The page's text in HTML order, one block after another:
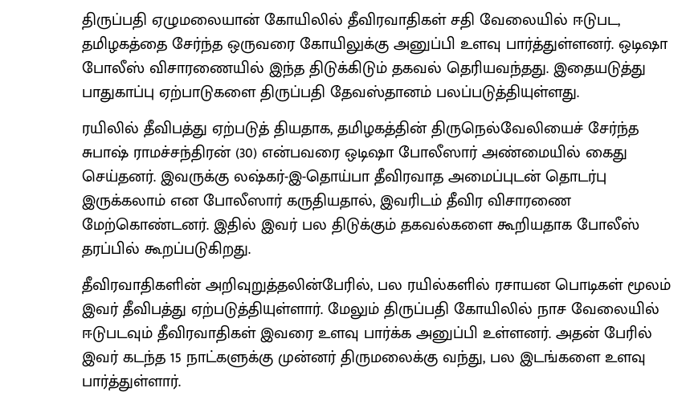
திருப்பதி ஏழுமலையான் கோயிலில் தீவிரவாதிகள் சதி வேலையில் ஈடுபட,
தமிழகத்தை சேர்ந்த ஒருவரை கோயிலுக்கு அனுப்பி உளவு பார்த்துள்ளனர். ஒடிஷா
போலீஸ் விசாரணையில் இந்த திடுக்கிடும் தகவல் தெரியவந்தது. இதையடுத்து
பாதுகாப்பு ஏற்பாடுகளை திருப்பதி தேவஸ்தானம் பலப்படுத்தியுள்ளது.
ரயிலில் தீவிபத்து ஏற்படுத் தியதாக, தமிழகத்தின் திருநெல்வேலியைச் சேர்ந்த
சுபாஷ் ராமச்சந்திரன் (30) என்பவரை ஒடிஷா போலீஸார் அண்மையில் கைது
செய்தனர். இவருக்கு லஷ்கர்-இ-தொய்பா தீவிரவாத அமைப்புடன் தொடர்பு
இருக்கலாம் என போலீஸார் கருதியதால், இவரிடம் தீவிர விசாரணை
மேற்கொண்டனர். இதில் இவர் பல திடுக்கும் தகவல்களை கூறியதாக போலீஸ்
தரப்பில் கூறப்படுகிறது.
தீவிரவாதிகளின் அறிவுறுத்தலின்பேரில், பல ரயில்களில் ரசாயன பொடிகள் மூலம்
இவர் தீவிபத்து ஏற்படுத்தியுள்ளார். மேலும் திருப்பதி கோயிலில் நாச வேலையில்
ஈடுபடவும் தீவிரவாதிகள் இவரை உளவு பார்க்க அனுப்பி உள்ளனர். அதன் பேரில்
இவர் கடந்த 15 நாட்களுக்கு முன்னர் திருமலைக்கு வந்து, பல இடங்களை உளவு
பார்த்துள்ளார்.